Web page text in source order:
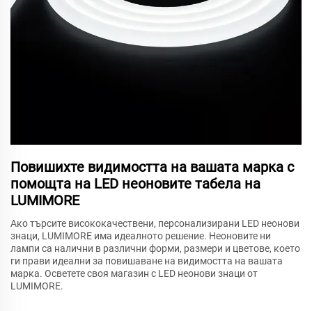
Повишихте видимостта на вашата марка с
помощта на LED неоновите табела на
LUMIMORE
Ако търсите висококачествени, персонализирани LED неонови
знаци, LUMIMORE има идеалното решение. Неоновите ни
лампи са налични в различни форми, размери и цветове, което
ги прави идеални за повишаване на видимостта на вашата
марка. Осветете своя магазин с LED неонови знаци от
LUMIMORE.